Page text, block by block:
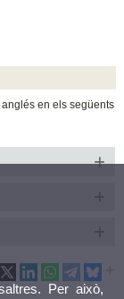
en els següents
Per això,